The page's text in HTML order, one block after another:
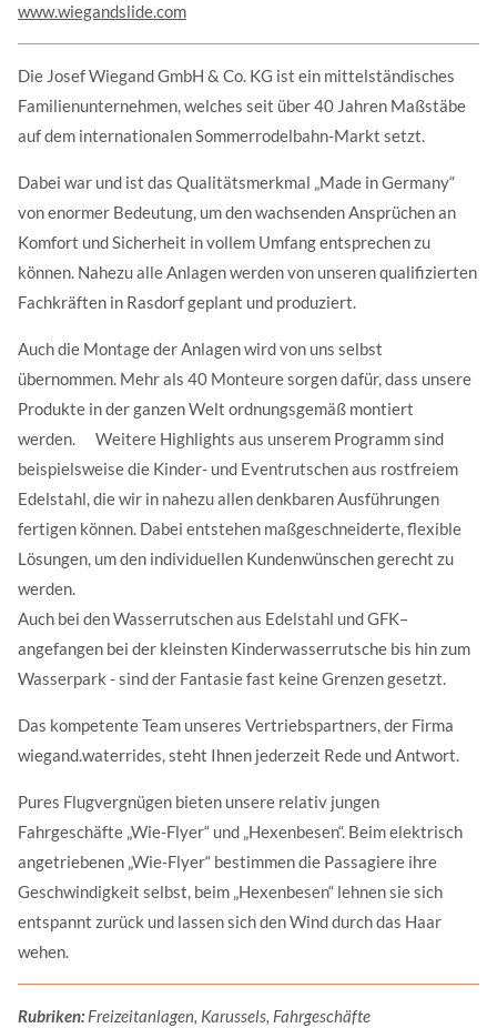
www.wiegandslide.com
Die Josef Wiegand GmbH & Co. KG ist ein mittelständisches
Familienunternehmen, welches seit über 40 Jahren Maßstäbe
auf dem internationalen Sommerrodelbahn-Markt setzt.
Dabei war und ist das Qualitätsmerkmal „Made in Germany“
von enormer Bedeutung, um den wachsenden Ansprüchen an
Komfort und Sicherheit in vollem Umfang entsprechen zu
können. Nahezu alle Anlagen werden von unseren qualifizierten
Fachkräften in Rasdorf geplant und produziert.
Auch die Montage der Anlagen wird von uns selbst
übernommen. Mehr als 40 Monteure sorgen dafür, dass unsere
Produkte in der ganzen Welt ordnungsgemäß montiert
werden. Weitere Highlights aus unserem Programm sind
beispielsweise die Kinder- und Eventrutschen aus rostfreiem
Edelstahl, die wir in nahezu allen denkbaren Ausführungen
fertigen können. Dabei entstehen maßgeschneiderte, flexible
Lösungen, um den individuellen Kundenwünschen gerecht zu
werden.
Auch bei den Wasserrutschen aus Edelstahl und GFK–
angefangen bei der kleinsten Kinderwasserrutsche bis hin zum
Wasserpark - sind der Fantasie fast keine Grenzen gesetzt.
Das kompetente Team unseres Vertriebspartners, der Firma
wiegand.waterrides, steht Ihnen jederzeit Rede und Antwort.
Pures Flugvergnügen bieten unsere relativ jungen
Fahrgeschäfte „Wie-Flyer“ und „Hexenbesen“. Beim elektrisch
angetriebenen „Wie-Flyer“ bestimmen die Passagiere ihre
Geschwindigkeit selbst, beim „Hexenbesen“ lehnen sie sich
entspannt zurück und lassen sich den Wind durch das Haar
wehen.
Rubriken: Freizeitanlagen, Karussels, Fahrgeschäfte